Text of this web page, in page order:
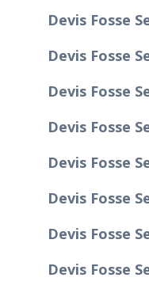
Devis Fosse
Devis Fosse
Devis Fosse
Devis Fosse
Devis Fosse
Devis Fosse
Devis Fosse
Devis Fosse